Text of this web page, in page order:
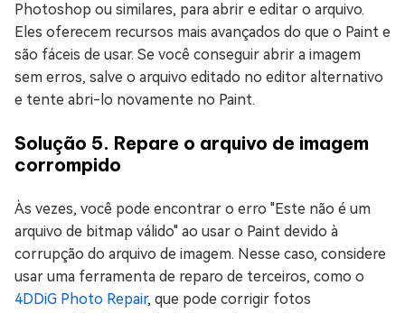
Photoshop ou similares, para abrir e editar o arquivo.
Eles oferecem recursos mais avançados do que o Paint e
são fáceis de usar. Se você conseguir abrir a imagem
sem erros, salve o arquivo editado no editor alternativo
e tente abri-lo novamente no Paint.
Solução 5. Repare o arquivo de imagem
corrompido
Às vezes, você pode encontrar o erro "Este não é um
arquivo de bitmap válido" ao usar o Paint devido à
corrupção do arquivo de imagem. Nesse caso, considere
usar uma ferramenta de reparo de terceiros, como o
4DDiG Photo Repair, que pode corrigir fotos